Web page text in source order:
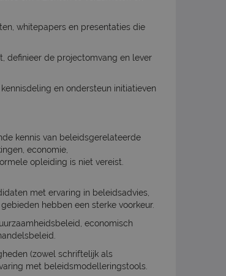
whitepapers en presentaties die
definieer de projectomvang en lever
en ondersteun initiatieven
kennis van beleidsgerelateerde
economie,
opleiding is niet vereist.
met ervaring in beleidsadvies,
hebben een sterke voorkeur.
economisch
(zowel schriftelijk als
met beleidsmodelleringstools.